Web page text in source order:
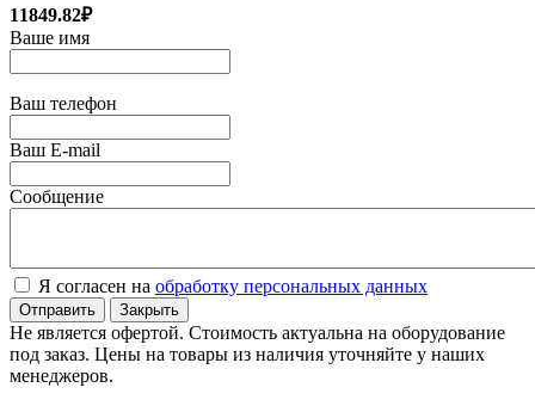
11849.82₽
Ваше имя
Ваш телефон
Ваш E-mail
Сообщение
Я согласен на обработку персональных данных
Отправить Закрыть
Не является офертой. Стоимость актуальна на оборудование
под заказ. Цены на товары из наличия уточняйте у наших
менеджеров.